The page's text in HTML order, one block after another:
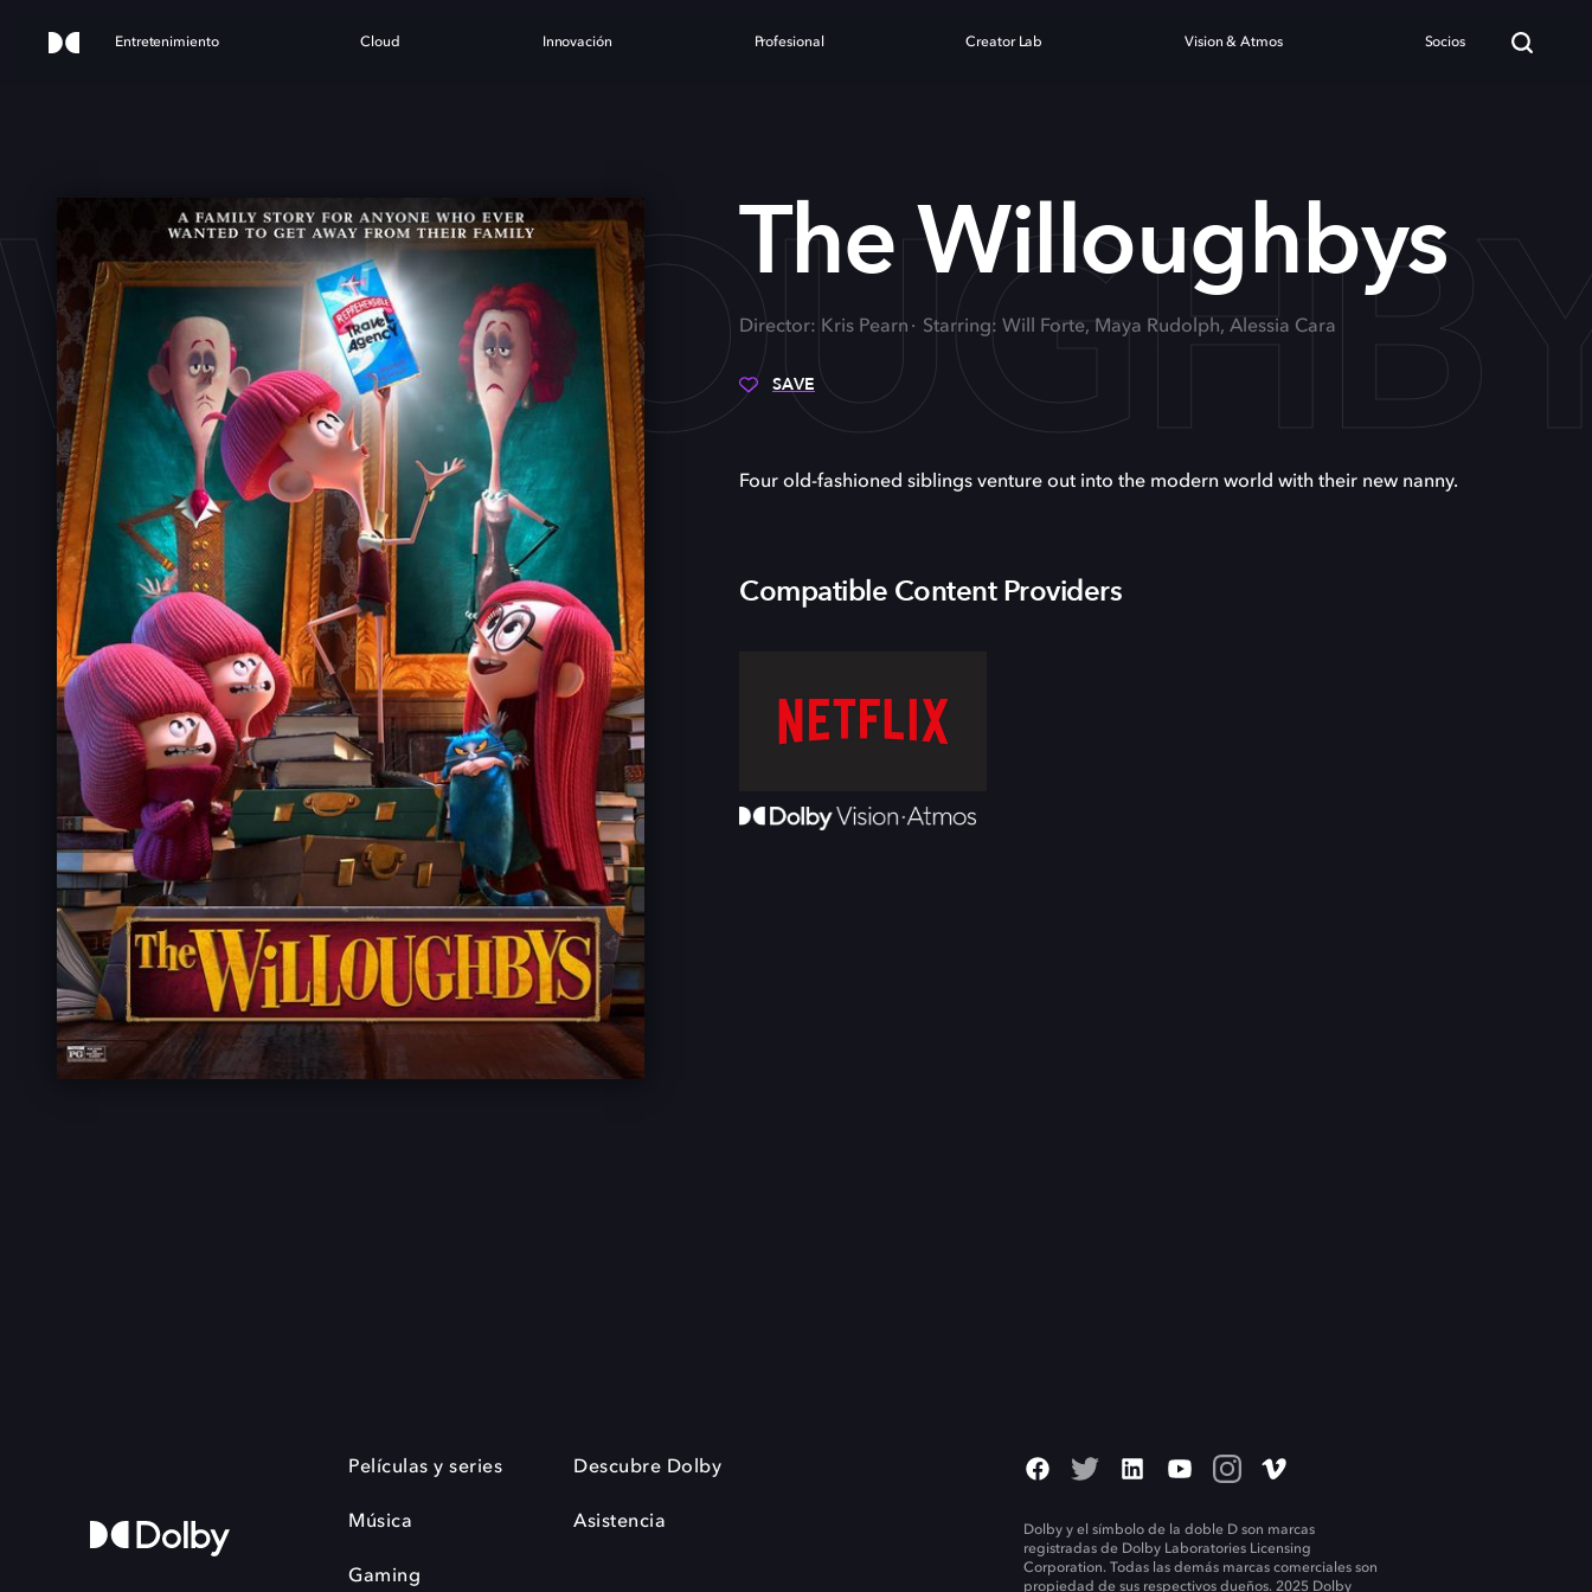
Entretenimiento Cloud Innovación Profesional Creator Lab Vision & Atmos Socios
The Willoughbys
Director: Kris Pearn Starring: Will Forte, Maya Rudolph, Alessia Cara
SAVE
Four old-fashioned siblings venture out into the modern world with their new nanny.
Compatible Content Providers
Películas y series
Música
Gaming
Descubre Dolby
Asistencia
Dolby y el símbolo de la doble D son marcas
registradas de Dolby Laboratories Licensing
Corporation. Todas las demás marcas comerciales son
propiedad de sus respectivos dueños. 2025 Dolby